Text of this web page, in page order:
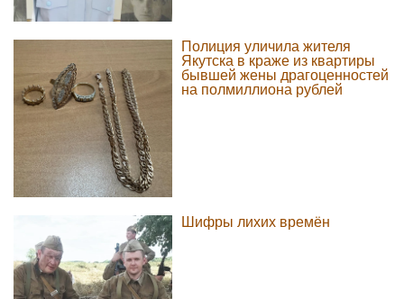
Полиция уличила жителя
Якутска в краже из квартиры
бывшей жены драгоценностей
на полмиллиона рублей
Шифры лихих времён